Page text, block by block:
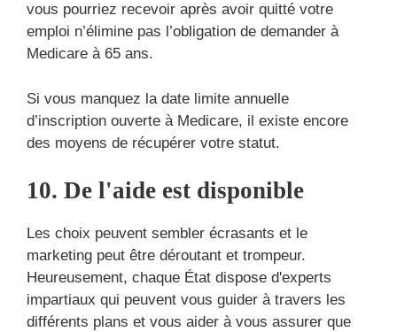
vous pourriez recevoir après avoir quitté votre
emploi n’élimine pas l’obligation de demander à
Medicare à 65 ans.
Si vous manquez la date limite annuelle
d’inscription ouverte à Medicare, il existe encore
des moyens de récupérer votre statut.
10. De l'aide est disponible
Les choix peuvent sembler écrasants et le
marketing peut être déroutant et trompeur.
Heureusement, chaque État dispose d'experts
impartiaux qui peuvent vous guider à travers les
différents plans et vous aider à vous assurer que